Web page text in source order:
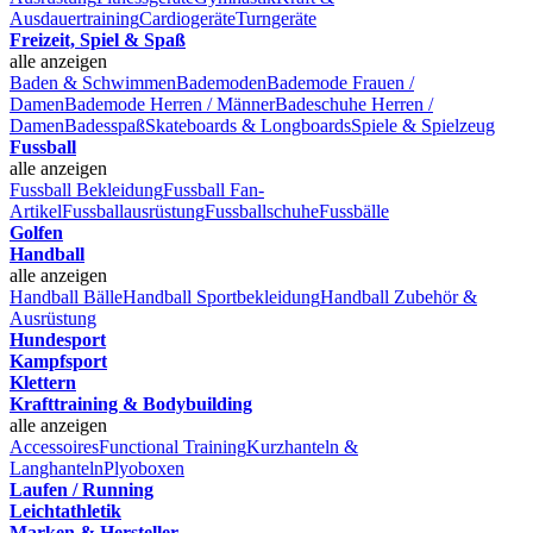
AusdauertrainingCardiogeräteTurngeräte
Freizeit, Spiel & Spaß
alle anzeigen
Baden & SchwimmenBademodenBademode Frauen /
DamenBademode Herren / MännerBadeschuhe Herren /
DamenBadesspaßSkateboards & LongboardsSpiele & Spielzeug
Fussball
alle anzeigen
Fussball BekleidungFussball Fan-
ArtikelFussballausrüstungFussballschuheFussbälle
Golfen
Handball
alle anzeigen
Handball BälleHandball SportbekleidungHandball Zubehör &
Ausrüstung
Hundesport
Kampfsport
Klettern
Krafttraining & Bodybuilding
alle anzeigen
AccessoiresFunctional TrainingKurzhanteln &
LanghantelnPlyoboxen
Laufen / Running
Leichtathletik